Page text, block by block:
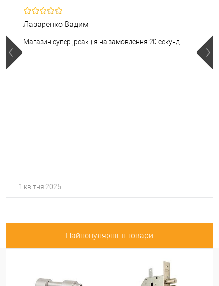
Лазаренко Вадим
Магазин супер ,реакція на замовлення 20 секунд.
1 квітня 2025
Найпопулярніші товари